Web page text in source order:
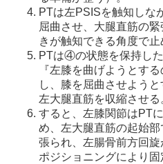
PTは左PSISを触知しな
屈曲させ、大腿直筋の
きが触知できる角度で止
PTは④の状態を保持し
『左膝を曲げようとす
し、膝を屈曲させよう
左大腿直筋を収縮させる
すると、左膝関節はPT
め、左大腿直筋の起始
張られ、左腸骨前方回
ポジショニングにより